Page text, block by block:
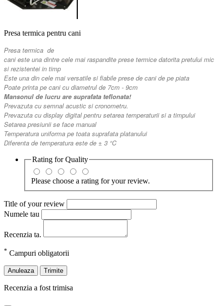
Presa termica pentru cani
Presa termica de
canieste una dintre cele mai raspandite prese termice datorita pretului mic
si rezistentei in timp
Este una din cele mai versatile si fiabile prese de cani de pe piata
Poate printa pe canicu diametrulde 7cm - 9cm
Mansonul de lucru are suprafata teflonata!
Prevazuta cu semnal acustic si cronometru.
Prevazuta cu display digital pentru setarea temperaturii si a timpului
Setarea presiunii se face manual
Temperatura uniforma pe toata suprafata platanului
Diferenta de temperatura este de ± 3 °C
Rating forQuality
Please choose a rating for your review.
Title of your review
Numele tau
Recenzia ta.
* Campuri obligatorii
Anuleaza Trimite
Recenzia a fost trimisa